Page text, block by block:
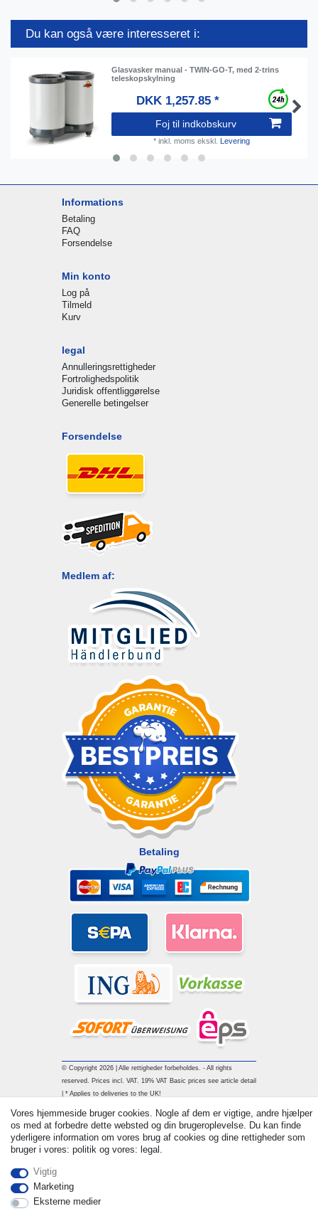
Du kan også være interesseret i:
Glasvasker manual - TWIN-GO-T, med 2-trins
teleskopskylning
DKK 1,257.85 *
Foj til indkobskurv
* inkl. moms ekskl. Levering
Informations
Betaling
FAQ
Forsendelse
Min konto
Log på
Tilmeld
Kurv
legal
Annulleringsrettigheder
Fortrolighedspolitik
Juridisk offentliggørelse
Generelle betingelser
Forsendelse
Medlem af:
Betaling
© Copyright 2026 | Alle rettigheder forbeholdes. - All rights
reserved. Prices incl. VAT. 19% VAT Basic prices see article detail
| * Applies to deliveries to the UK!
Vores hjemmeside bruger cookies. Nogle af dem er vigtige, andre hjælper
os med at forbedre dette websted og din brugeroplevelse. Du kan finde
yderligere information om vores brug af cookies og dine rettigheder som
bruger i vores: politik og vores: legal.
Vigtig
Marketing
Eksterne medier
Withdraw from contract here Kontakt